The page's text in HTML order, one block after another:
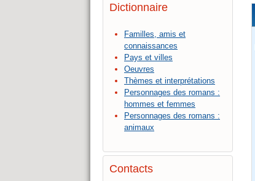
Dictionnaire
Familles, amis et
connaissances
Pays et villes
Oeuvres
Thèmes et interprétations
Personnages des romans :
hommes et femmes
Personnages des romans :
animaux
Contacts